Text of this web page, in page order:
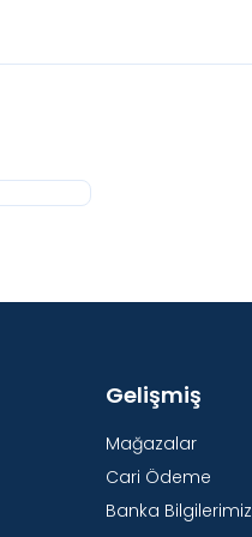
Gelişmiş
Mağazalar
Cari Ödeme
Banka Bilgilerimiz